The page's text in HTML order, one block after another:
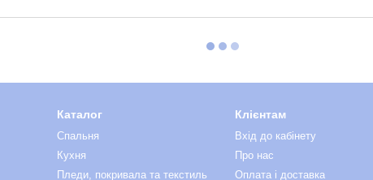
Каталог
Спальня
Кухня
Пледи, покривала та текстиль
Клієнтам
Вхід до кабінету
Про нас
Оплата і доставка